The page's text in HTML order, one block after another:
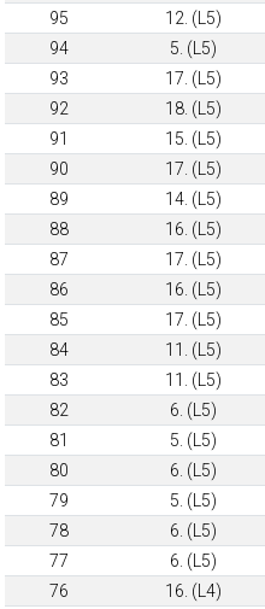
95 12. (L5)
94
5. (L5)
93
17. (L5)
92
18. (L5)
91
15. (L5)
90
17. (L5)
89
14. (L5)
88
16. (L5)
87
17. (L5)
86
16. (L5)
85
17. (L5)
84
11. (L5)
83
11. (L5)
82
6. (L5)
81
5. (L5)
80
6. (L5)
79
5. (L5)
78
6. (L5)
77
6. (L5)
76
16. (L4)